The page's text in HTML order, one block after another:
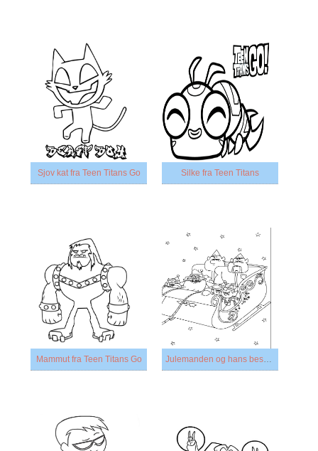
Sjov kat fra Teen Titans Go Silke fra Teen Titans
Mammut fra Teen Titans Go Julemanden og hans besætning på slæden